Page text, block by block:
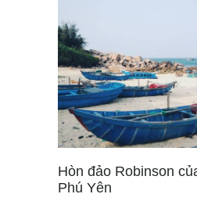
Hòn đảo Robinson
Phú Yên